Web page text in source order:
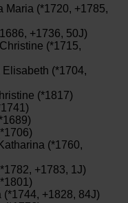
Maria (*1720, +1785,
+1736, 50J)
(*1715,
(*1704,
(*1817)
(*1760,
+1783, 1J)
(*1744, +1828, 84J)